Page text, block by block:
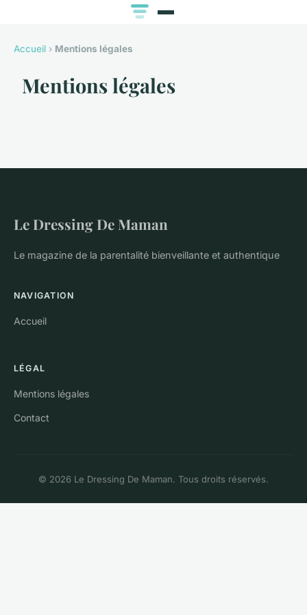
Accueil › Mentions légales
Mentions légales
Le Dressing De Maman
Le magazine de la parentalité bienveillante et authentique
NAVIGATION
Accueil
LÉGAL
Mentions légales
Contact
© 2026 Le Dressing De Maman. Tous droits réservés.